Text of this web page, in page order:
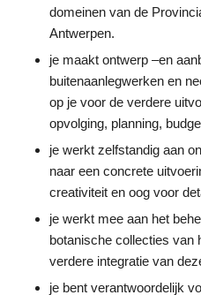
domeinen van de
Antwerpen.
je maakt ontwerp –en
buitenaanlegwerken en
op je voor de verdere
opvolging, planning,
je werkt zelfstandig aan
naar een concrete
creativiteit en oog voor
je werkt mee aan het
botanische collecties van
verdere integratie van
je bent verantwoordelijk